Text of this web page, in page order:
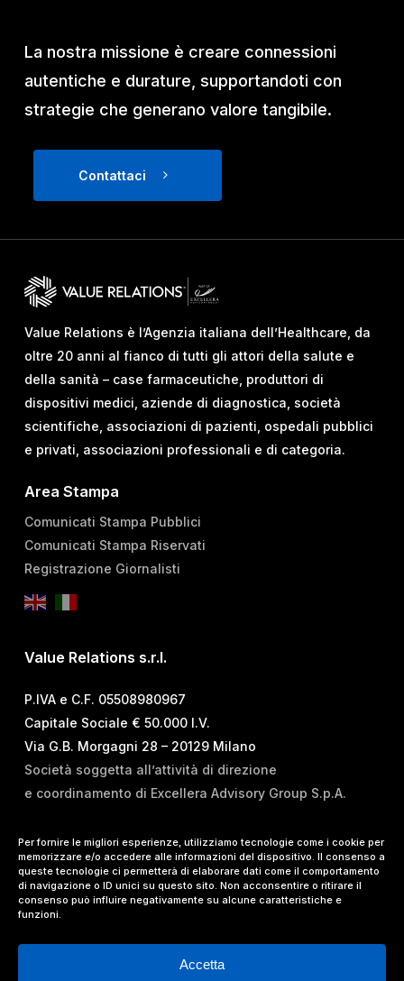
Per fornire le migliori esperienze, utilizziamo tecnologie come i cookie per
memorizzare e/o accedere alle informazioni del dispositivo. Il consenso a
queste tecnologie ci permetterà di elaborare dati come il comportamento
di navigazione o ID unici su questo sito. Non acconsentire o ritirare il
consenso può influire negativamente su alcune caratteristiche e
funzioni.
Accetta
La nostra missione è creare connessioni
autentiche e durature, supportandoti con
strategie che generano valore tangibile.
Contattaci
Value Relations è l’Agenzia italiana dell’Healthcare, da
oltre 20 anni al fianco di tutti gli attori della salute e
della sanità – case farmaceutiche, produttori di
dispositivi medici, aziende di diagnostica, società
scientifiche, associazioni di pazienti, ospedali pubblici
e privati, associazioni professionali e di categoria.
Area Stampa
Comunicati Stampa Pubblici
Comunicati Stampa Riservati
Registrazione Giornalisti
Value Relations s.r.l.
P.IVA e C.F. 05508980967
Capitale Sociale € 50.000 I.V.
Via G.B. Morgagni 28 – 20129 Milano
Società soggetta all’attività di direzione
e coordinamento di Excellera Advisory Group S.p.A.
T. +39 02 84 99 02 01
E.info@vrelations.it
Termini d’uso|Privacy Policy|Cookie Policy|